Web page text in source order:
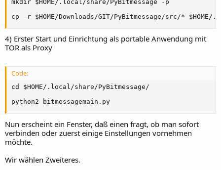
mkdir $HOME/.local/share/PyBitmessage -p
cp -r $HOME/Downloads/GIT/PyBitmessage/src/*
4) Erster Start und Einrichtung als portable Anwendung mit
TOR als Proxy
Code:
cd $HOME/.local/share/PyBitmessage/
python2 bitmessagemain.py
Nun erscheint ein Fenster, daß einen fragt, ob man sofort
verbinden oder zuerst einige Einstellungen vornehmen
möchte.
Wir wählen Zweiteres.